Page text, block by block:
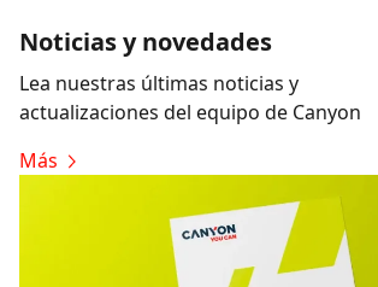
Noticias y novedades
Lea nuestras últimas noticias y
actualizaciones del equipo de Canyon
Más